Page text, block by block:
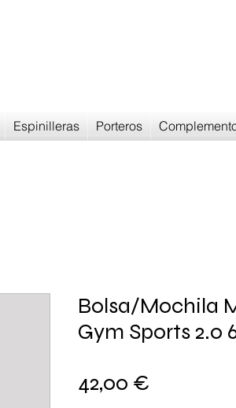
Bolsa/Mochila
Gym Sports 2.0
42,00 €
Espinilleras Porteros